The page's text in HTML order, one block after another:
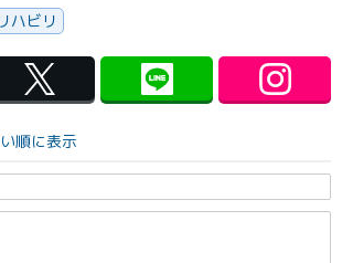
ハビリ
順に表示